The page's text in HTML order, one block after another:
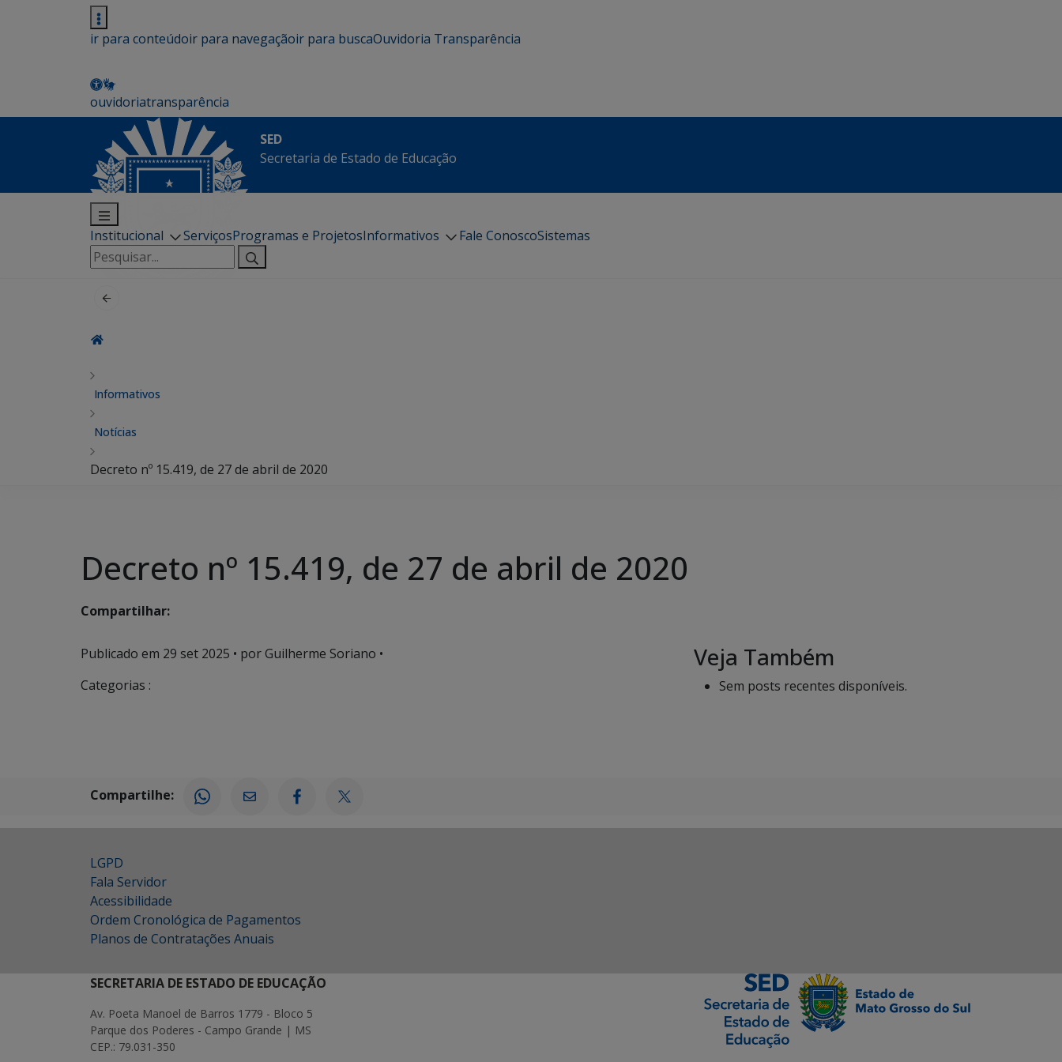
ir para conteúdoir para navegaçãoir para buscaOuvidoria Transparência
ouvidoriatransparência
SED
Secretaria de Estado de Educação
Institucional ServiçosProgramas e ProjetosInformativos Fale ConoscoSistemas
Pesquisar
por:
Informativos
Notícias
Decreto nº 15.419, de 27 de abril de 2020
Decreto nº 15.419, de 27 de abril de 2020
Compartilhar:
Publicado em 29 set 2025 • por Guilherme Soriano •
Categorias :
Veja Também
Sem posts recentes disponíveis.
Compartilhe:
LGPD
Fala Servidor
Acessibilidade
Ordem Cronológica de Pagamentos
Planos de Contratações Anuais
SECRETARIA DE ESTADO DE EDUCAÇÃO
Av. Poeta Manoel de Barros 1779 - Bloco 5
Parque dos Poderes - Campo Grande | MS
CEP.: 79.031-350